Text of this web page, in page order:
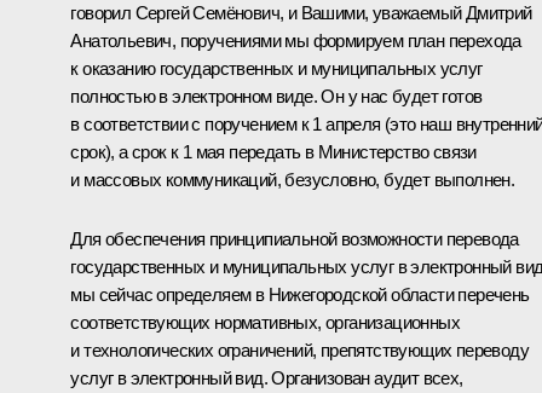
говорил Сергей Семёнович, и Вашими, уважаемый Дмитрий
Анатольевич, поручениями мы формируем план перехода
к оказанию государственных и муниципальных услуг
полностью в электронном виде. Он у нас будет готов
в соответствии с поручением к 1 апреля (это наш
срок), а срок к 1 мая передать в Министерство связи
и массовых коммуникаций, безусловно, будет выполнен.
Для обеспечения принципиальной возможности перевода
государственных и муниципальных услуг в электронный
мы сейчас определяем в Нижегородской области перечень
соответствующих нормативных, организационных
и технологических ограничений, препятствующих переводу
услуг в электронный вид. Организован аудит всех,